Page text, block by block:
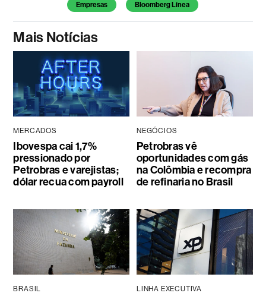
Empresas Bloomberg Línea
Mais Notícias
MERCADOS
Ibovespa cai 1,7%
pressionado por
Petrobras e varejistas;
dólar recua com payroll
NEGÓCIOS
Petrobras vê
oportunidades com gás
na Colômbia e recompra
de refinaria no Brasil
BRASIL LINHA EXECUTIVA